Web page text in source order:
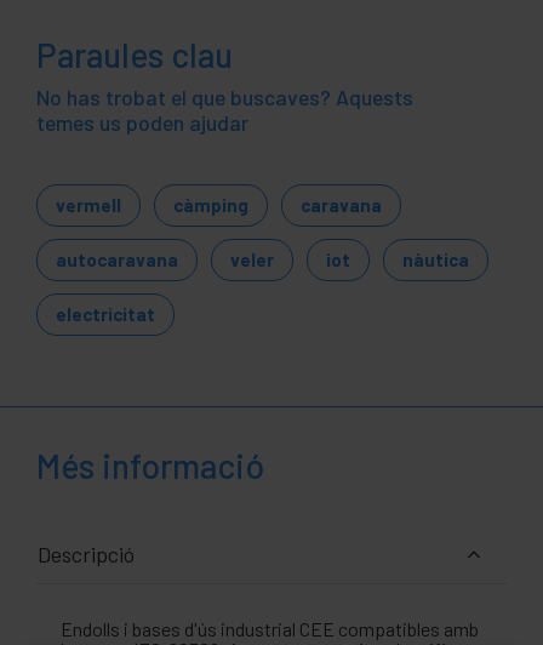
Paraules clau
No has trobat el que buscaves? Aquests
temes us poden ajudar
vermell càmping caravana
autocaravana veler iot nàutica
electricitat
Més informació
Descripció
Endolls i bases d'ús industrial CEE compatibles amb